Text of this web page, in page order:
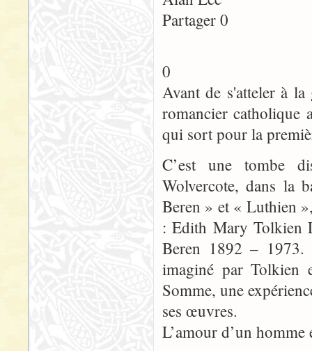
Partager 0
0
Avant de s'atteler à
romancier catholique
qui sort pour la
C’est une tombe
Wolvercote, dans la
Beren » et « Luthien
: Edith Mary Tolkien
Beren 1892 – 1973.
imaginé par Tolkien
Somme, une
ses œuvres.
L’amour d’un homme